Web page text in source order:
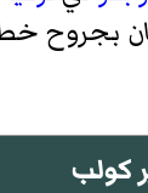
كولب